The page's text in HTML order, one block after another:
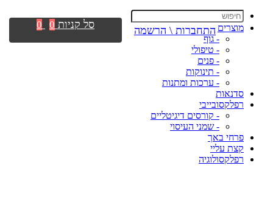
מוצרים
- גוף
- טיפולי
- פנים
- תינוקות
- ערכות ומתנות
סדנאות
רפלקסובייבי
- קורסים דיגיטליים
- שמני העיסוי
פרחי באך
קצת עליי
רפלקסולוגיה
התחברות \ הרשמה סל קניות 0
0